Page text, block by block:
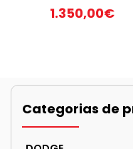
1.350,00€
Categorias de